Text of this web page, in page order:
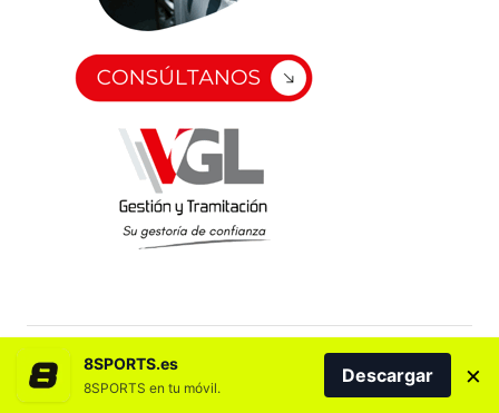
8SPORTS.es
8SPORTS en tu móvil.
Descargar ×